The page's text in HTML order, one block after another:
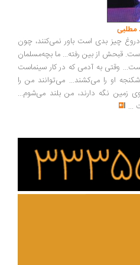
بدی است باور نمی‌کنند، چون
از بین رفته... ما بچه‌مسلمان
به آدمی که در کار سینماست
را می‌کشند... می‌توانند من را
نگه دارند، من بلند می‌شوم...